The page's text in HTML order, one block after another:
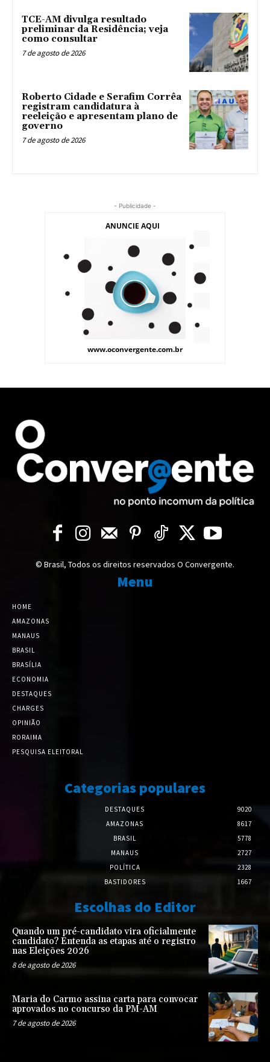
TCE-AM divulga resultado
preliminar da Residência; veja
como consultar
7 de agosto de 2026
Roberto Cidade e Serafim Corrêa
registram candidatura à
reeleição e apresentam plano de
governo
7 de agosto de 2026
- Publicidade -
© Brasil, Todos os direitos reservados O Convergente.
Menu
HOME
AMAZONAS
MANAUS
BRASIL
BRASÍLIA
ECONOMIA
DESTAQUES
CHARGES
OPINIÃO
RORAIMA
PESQUISA ELEITORAL
Categorias populares
DESTAQUES
9020
AMAZONAS
8617
BRASIL
5778
MANAUS
2727
POLÍTICA
2328
BASTIDORES
1667
Escolhas do Editor
Quando um pré-candidato vira oficialmente
candidato? Entenda as etapas até o registro
nas Eleições 2026
8 de agosto de 2026
Maria do Carmo assina carta para convocar
aprovados no concurso da PM-AM
7 de agosto de 2026